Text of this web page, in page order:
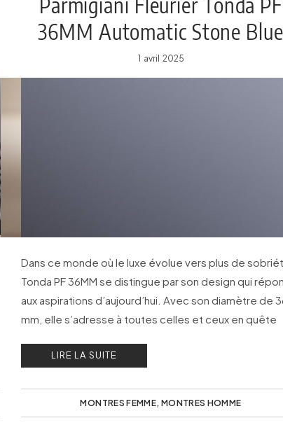
36MM Automatic Stone Blue
1 avril 2025
Dans ce monde où le luxe évolue vers plus de
Tonda PF 36MM se distingue par son design qui
aux aspirations d’aujourd’hui. Avec son diamètre de
mm, elle s’adresse à toutes celles et ceux en quête
LIRE LA SUITE
MONTRES FEMME, MONTRES HOMME